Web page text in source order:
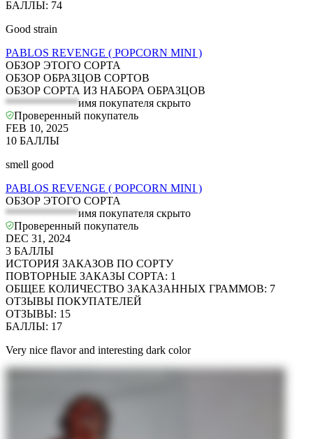
БАЛЛЫ: 74
Good strain
PABLOS REVENGE ( POPCORN MINI )
ОБЗОР ЭТОГО СОРТА
ОБЗОР ОБРАЗЦОВ СОРТОВ
ОБЗОР СОРТА ИЗ НАБОРА ОБРАЗЦОВ
*************имя покупателя скрыто
Проверенный покупатель
FEB 10, 2025
10 БАЛЛЫ
smell good
PABLOS REVENGE ( POPCORN MINI )
ОБЗОР ЭТОГО СОРТА
*************имя покупателя скрыто
Проверенный покупатель
DEC 31, 2024
3 БАЛЛЫ
ИСТОРИЯ ЗАКАЗОВ ПО СОРТУ
ПОВТОРНЫЕ ЗАКАЗЫ СОРТА: 1
ОБЩЕЕ КОЛИЧЕСТВО ЗАКАЗАННЫХ ГРАММОВ: 7
ОТЗЫВЫ ПОКУПАТЕЛЕЙ
ОТЗЫВЫ: 15
БАЛЛЫ: 17
Very nice flavor and interesting dark color